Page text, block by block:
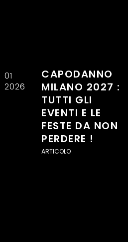
01
2026
CAPODANNO
MILANO 2027 :
TUTTI GLI
EVENTI E LE
FESTE DA NON
PERDERE !
ARTICOLO